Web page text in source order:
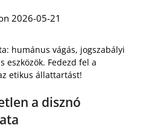
2026-05-21
humánus vágás, jogszabályi
eszközök. Fedezd fel a
etikus állattartást!
a disznó